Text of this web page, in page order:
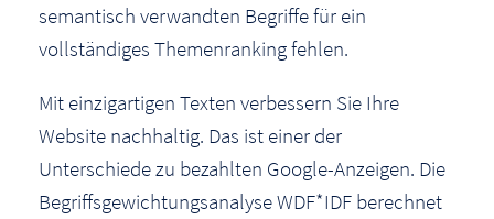
semantisch verwandten Begriffe für ein
vollständiges Themenranking fehlen.
Mit einzigartigen Texten verbessern Sie Ihre
Website nachhaltig. Das ist einer der
Unterschiede zu bezahlten Google-Anzeigen. Die
Begriffsgewichtungsanalyse WDF*IDF berechnet